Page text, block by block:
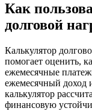
Как
долговой
Калькулятор
помогает оценить,
ежемесячные
ежемесячный доход
калькулятор
финансовую